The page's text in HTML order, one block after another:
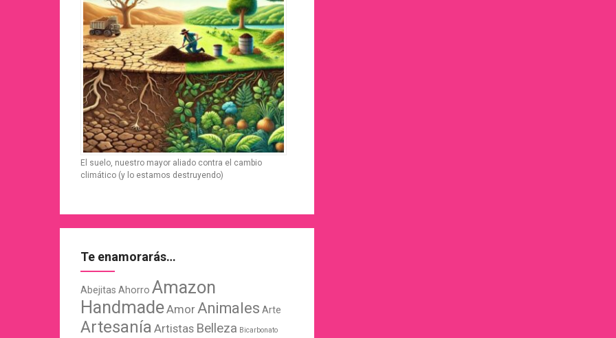
El suelo, nuestro mayor aliado contra el cambio
climático (y lo estamos destruyendo)
Te enamorarás…
Abejitas Ahorro Amazon
HandmadeAmorAnimales Arte
Artesanía Artistas Belleza Bicarbonato